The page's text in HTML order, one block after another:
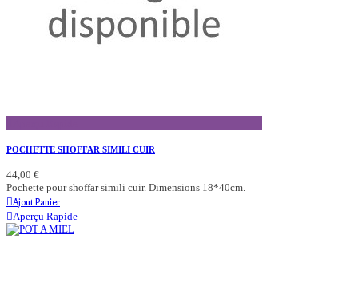
POCHETTE SHOFFAR SIMILI CUIR
44,00 €
Pochette pour shoffar simili cuir. Dimensions 18*40cm.
Ajout Panier
Aperçu Rapide